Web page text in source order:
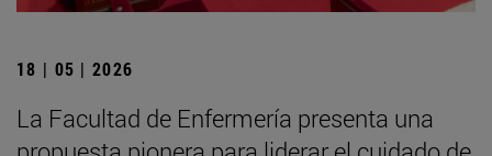
18 | 05 | 2026
La Facultad de Enfermería presenta una